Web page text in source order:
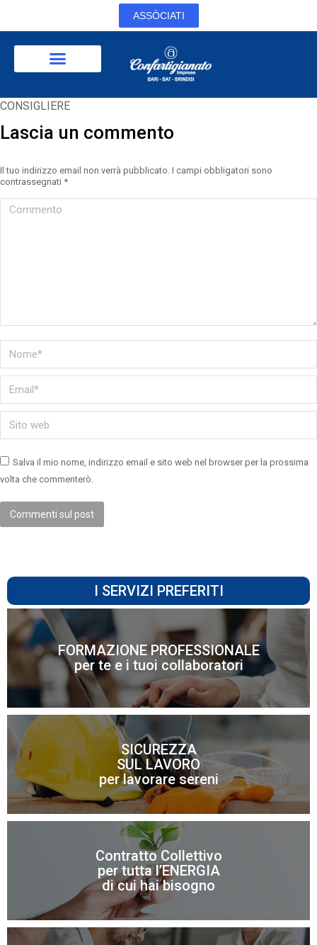
ASSÒCIATI
CONSIGLIERE
Lascia un commento
Il tuo indirizzo email non verrà pubblicato. I campi obbligatori sono
contrassegnati *
Commento
Nome *
Email *
Sito web
Salva il mio nome, indirizzo email e sito web nel browser per la prossima
volta che commenterò.
Commenti sul post
I SERVIZI PREFERITI
FORMAZIONE PROFESSIONALE
per te e i tuoi collaboratori
Scopri di più
SICUREZZA
SUL LAVORO
per lavorare sereni
Scopri di più
Contratto Collettivo
per tutta l’ENERGIA
di cui hai bisogno
Per risparmiare sui costi di energia elettrica e gas
Scopri di più